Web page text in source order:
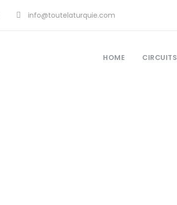
info@toutelaturquie.com
HOME CIRCUITS